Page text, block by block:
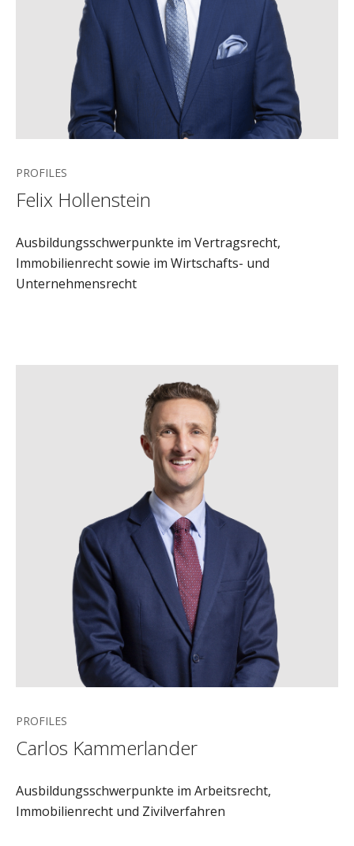
PROFILES
Felix Hollenstein
Ausbildungsschwerpunkte im Vertragsrecht,
Immobilienrecht sowie im Wirtschafts- und
Unternehmensrecht
PROFILES
Carlos Kammerlander
Ausbildungsschwerpunkte im Arbeitsrecht,
Immobilienrecht und Zivilverfahren